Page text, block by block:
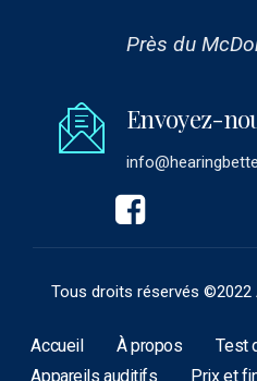
Près du
Envoyez-
Tous droits réservés ©2022
Accueil À propos
Test
Appareils auditifs
Prix et